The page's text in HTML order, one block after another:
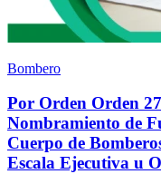
Bombero
Por Orden Orden
Nombramiento de
Cuerpo de
Escala Ejecutiva u